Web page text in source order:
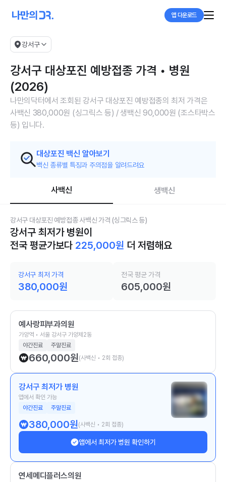
앱 다운로드
강서구
강서구 대상포진 예방접종 가격 • 병원
(2026)
나만의닥터에서 조회된 강서구 대상포진 예방접종의 최저 가격은
사백신 380,000원 (싱그릭스 등) / 생백신 90,000원 (조스타박스
등) 입니다.
대상포진 백신 알아보기
백신 종류별 특징과 주의점을 알려드려요
사백신 생백신
강서구 대상포진 예방접종 사백신 가격 (싱그릭스 등)
강서구 최저가 병원이
전국 평균가보다 225,000원 더 저렴해요
강서구 최저 가격
380,000원
전국 평균 가격
605,000원
예사랑피부과의원
가양역 • 서울 강서구 가양제2동
야간진료
주말진료
660,000원(사백신 • 2회 접종)
강서구 최저가 병원
앱에서 확인 가능
야간진료
주말진료
380,000원(사백신 • 2회 접종)
앱에서 최저가 병원 확인하기
연세메디플러스의원